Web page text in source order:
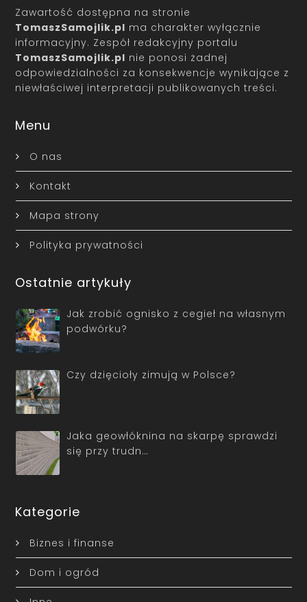
Zawartość dostępna na stronie
TomaszSamojlik.pl ma charakter wyłącznie
informacyjny. Zespół redakcyjny portalu
TomaszSamojlik.pl nie ponosi żadnej
odpowiedzialności za konsekwencje wynikające z
niewłaściwej interpretacji publikowanych treści.
Menu
O nas
Kontakt
Mapa strony
Polityka prywatności
Ostatnie artykuły
Jak zrobić ognisko z cegieł na własnym
podwórku?
Czy dzięcioły zimują w Polsce?
Jaka geowłóknina na skarpę sprawdzi
się przy trudn…
Kategorie
Biznes i finanse
Dom i ogród